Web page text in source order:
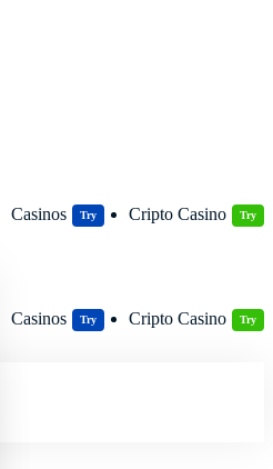
Casinos Try Cripto Casino Try
Casinos Try Cripto Casino Try